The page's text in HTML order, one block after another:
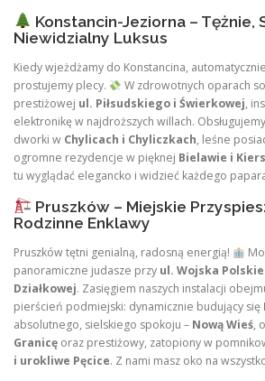
Konstancin-Jeziorna – Tężnie,
Niewidzialny Luksus
Kiedy wjeżdżamy do Konstancina,
prostujemy plecy.
W zdrowotnych oparach
prestiżowej ul. Piłsudskiego i Świerkowej,
elektronikę w najdroższych willach.
dworki w Chylicach i Chyliczkach, leśne
ogromne rezydencje w pięknej Bielawie i
tu wyglądać elegancko i widzieć każdego
Pruszków – Miejskie
Rodzinne Enklawy
Pruszków tętni genialną, radosną energią!
panoramiczne judasze przy ul. Wojska
Działkowej. Zasięgiem naszych instalacji
pierścień podmiejski: dynamicznie budujący się
absolutnego, sielskiego spokoju – Nową Wieś,
Granicę oraz prestiżowy, zatopiony w
i urokliwe Pęcice. Z nami masz oko na